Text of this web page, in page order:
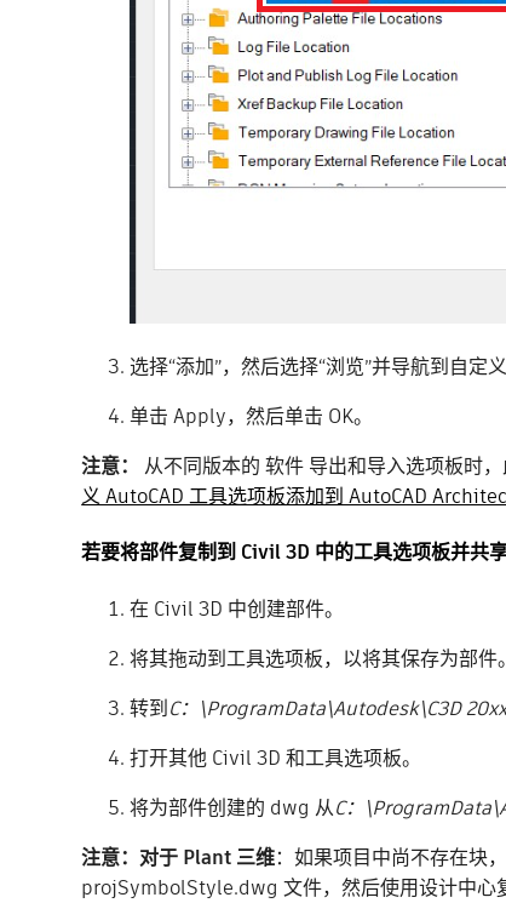
选择“添加”，然后选择“浏览”并导航到自定
单击 Apply，然后单击 OK。
注意： 从不同版本的 软件 导出和导入选项板时
义 AutoCAD 工具选项板添加到 AutoCAD
若要将部件复制到 Civil 3D 中的工具选项板并共
在 Civil 3D 中创建部件。
将其拖动到工具选项板，以将其保存为部件
转到C：\ProgramData\Autodesk\C3D
打开其他 Civil 3D 和工具选项板。
将为部件创建的 dwg 从C：
注意：对于 Plant 三维：如果项目中尚不存在块
projSymbolStyle.dwg 文件，然后使用设计中心